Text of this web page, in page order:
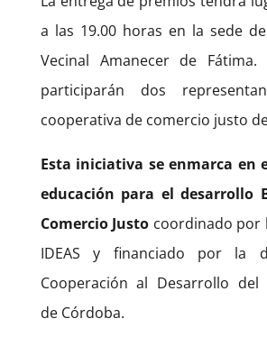
a las 19.00 horas en la sede
Vecinal Amanecer de
participarán dos
cooperativa de comercio justo
Esta iniciativa se enmarca en
educación para el desarrollo
Comercio Justo coordinado por
IDEAS y financiado por la
Cooperación al Desarrollo del
de Córdoba.